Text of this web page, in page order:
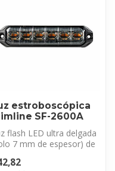
estroboscópica
SF-2600A
flash LED ultra delgada
7 mm de espesor) de